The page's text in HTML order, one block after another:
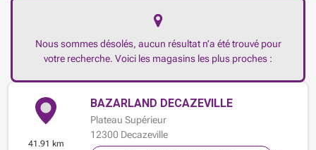
Nous sommes désolés, aucun résultat n’a été trouvé pour
votre recherche. Voici les magasins les plus proches :
41.91 km
BAZARLAND DECAZEVILLE
Plateau Supérieur
12300 Decazeville